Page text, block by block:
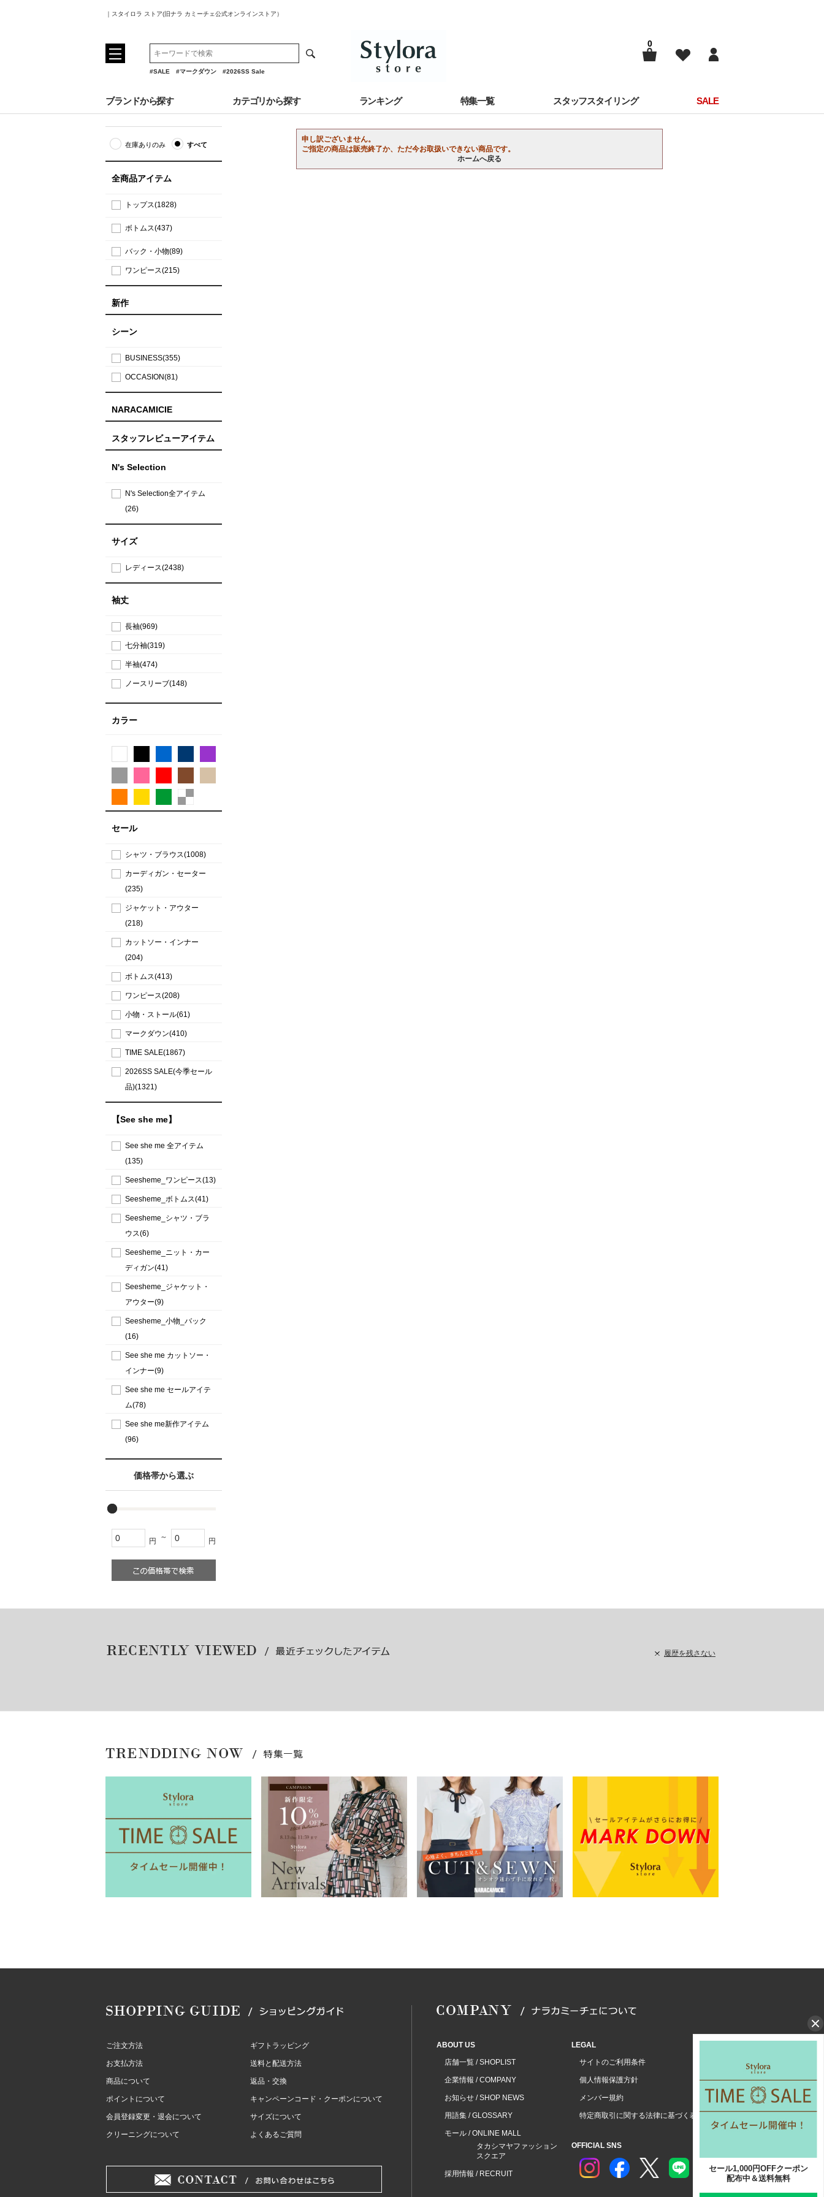
｜スタイロラ ストア(旧ナラ カミーチェ公式オンラインストア）
#SALE #マークダウン #2026SS Sale
0
ブランドから探す カテゴリから探す ランキング 特集一覧 スタッフスタイリング SALE
申し訳ございません。
ご指定の商品は販売終了か、ただ今お取扱いできない商品です。
ホームへ戻る
在庫ありのみ すべて
全商品アイテム
トップス(1828)
ボトムス(437)
バック・小物(89)
ワンピース(215)
新作
シーン
BUSINESS(355)
OCCASION(81)
NARACAMICIE
スタッフレビューアイテム
N's Selection
N's Selection全アイテム
(26)
サイズ
レディース(2438)
袖丈
長袖(969)
七分袖(319)
半袖(474)
ノースリーブ(148)
カラー
セール
シャツ・ブラウス(1008)
カーディガン・セーター
(235)
ジャケット・アウター
(218)
カットソー・インナー
(204)
ボトムス(413)
ワンピース(208)
小物・ストール(61)
マークダウン(410)
TIME SALE(1867)
2026SS SALE(今季セール
品)(1321)
【See she me】
See she me 全アイテム
(135)
Seesheme_ワンピース(13)
Seesheme_ボトムス(41)
Seesheme_シャツ・ブラ
ウス(6)
Seesheme_ニット・カー
ディガン(41)
Seesheme_ジャケット・
アウター(9)
Seesheme_小物_バック
(16)
See she me カットソー・
インナー(9)
See she me セールアイテ
ム(78)
See she me新作アイテム
(96)
価格帯から選ぶ
円 ～ 円
履歴を残さない
ご注文方法 ギフトラッピング
お支払方法 送料と配送方法
商品について 返品・交換
ポイントについて キャンペーンコード・クーポンについて
会員登録変更・退会について サイズについて
クリーニングについて よくあるご質問
ABOUT US
店舗一覧 / SHOPLIST
企業情報 / COMPANY
お知らせ / SHOP NEWS
用語集 / GLOSSARY
モール / ONLINE MALL
タカシマヤファッション
スクエア
採用情報 / RECRUIT
LEGAL
サイトのご利用条件
個人情報保護方針
メンバー規約
特定商取引に関する法律に基づく表示
OFFICIAL SNS
セール1,000円OFFクーポン
配布中＆送料無料